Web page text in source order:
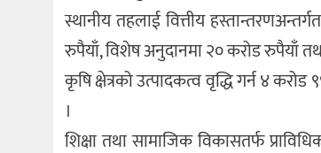
स्थानीय तहलाई वित्तीय
रुपैयाँ, विशेष अनुदानमा २० करोड रुपैयाँ
कृषि क्षेत्रको उत्पादकत्व वृद्धि गर्न ४
।
शिक्षा तथा सामाजिक विकासतर्फ